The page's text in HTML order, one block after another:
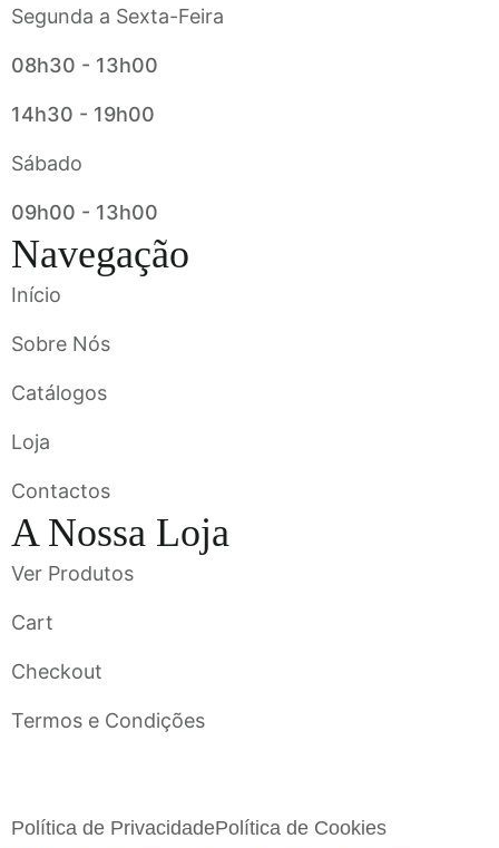
Segunda a Sexta-Feira
08h30 - 13h00
14h30 - 19h00
Sábado
09h00 - 13h00
Navegação
Início
Sobre Nós
Catálogos
Loja
Contactos
A Nossa Loja
Ver Produtos
Cart
Checkout
Termos e Condições
Política de PrivacidadePolítica de Cookies